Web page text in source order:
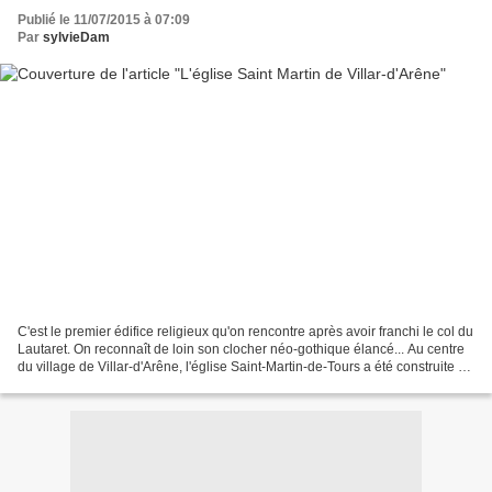
Publié le 11/07/2015 à 07:09
Par sylvieDam
C'est le premier édifice religieux qu'on rencontre après avoir franchi le col du
Lautaret. On reconnaît de loin son clocher néo-gothique élancé... Au centre
du village de Villar-d'Arêne, l'église Saint-Martin-de-Tours a été construite en